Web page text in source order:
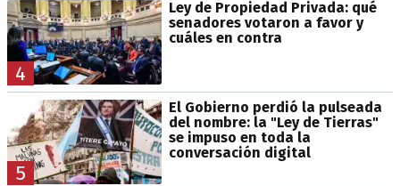
4
Ley de Propiedad Privada: qué
senadores votaron a favor y
cuáles en contra
5
El Gobierno perdió la pulseada
del nombre: la "Ley de Tierras"
se impuso en toda la
conversación digital